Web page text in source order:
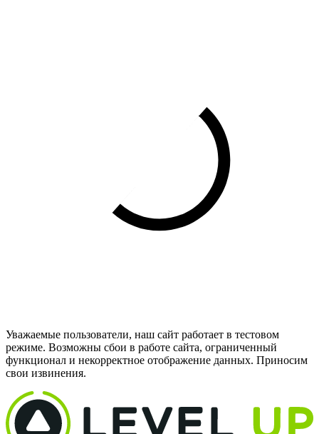
Уважаемые пользователи, наш сайт работает в тестовом
режиме. Возможны сбои в работе сайта, ограниченный
функционал и некорректное отображение данных. Приносим
свои извинения.